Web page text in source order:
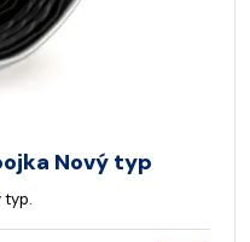
Nový typ
typ.